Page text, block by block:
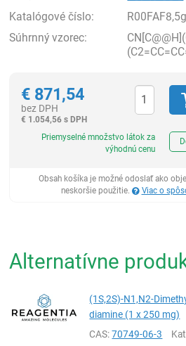
Katalógové číslo:
R00FAF8,5g
Súhrnný vzorec:
€ 871,54
bez DPH
€ 1.054,56 s DPH
Priemyselné množstvo látok za
výhodnú cenu
Obsah košíka je možné odoslať ako
neskoršie použitie.
Viac o
Alternatívne
(1S,2S)-N1,N2-
diamine (1 x 250 mg)
CAS:70749-06-3